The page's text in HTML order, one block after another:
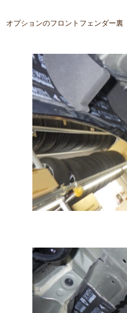
オプションのフロントフェンダー裏